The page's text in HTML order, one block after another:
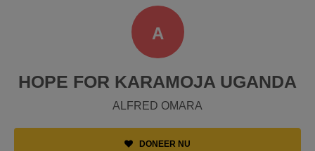
A
HOPE FOR KARAMOJA UGANDA
ALFRED OMARA
DONEER NU